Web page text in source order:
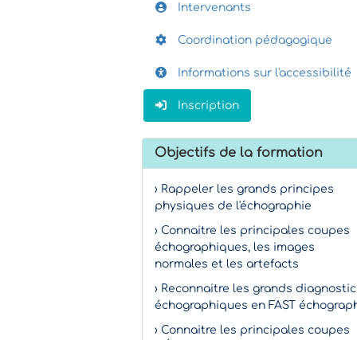
Intervenants
Coordination pédagogique
Informations sur l'accessibilité
Inscription
Objectifs de la formation
› Rappeler les grands principes
physiques de l'échographie
› Connaitre les principales coupes
échographiques, les images
normales et les artefacts
› Reconnaitre les grands
échographiques en FAST
› Connaitre les principales coupes